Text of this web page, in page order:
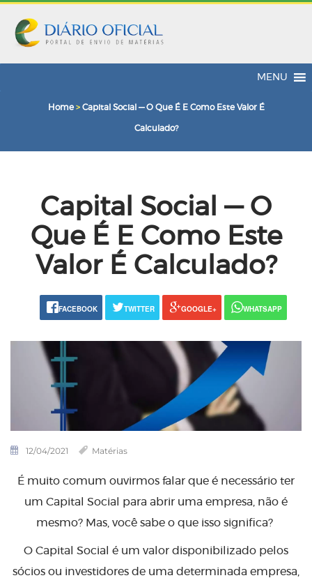
MENU
Home> Capital Social — O Que É E Como Este Valor É
Calculado?
Capital Social — O
Que É E Como Este
Valor É Calculado?
FACEBOOK TWITTER GOOGLE+ WHATSAPP
12/04/2021 Matérias
É muito comum ouvirmos falar que é necessário ter
um Capital Social para abrir uma empresa, não é
mesmo? Mas, você sabe o que isso significa?
O Capital Social é um valor disponibilizado pelos
sócios ou investidores de uma determinada empresa,